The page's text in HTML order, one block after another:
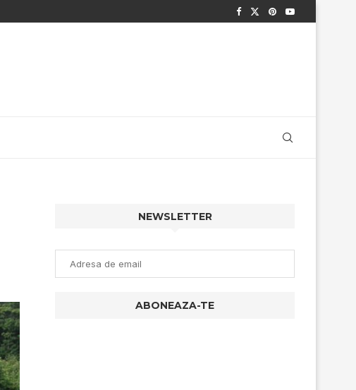
NEWSLETTER